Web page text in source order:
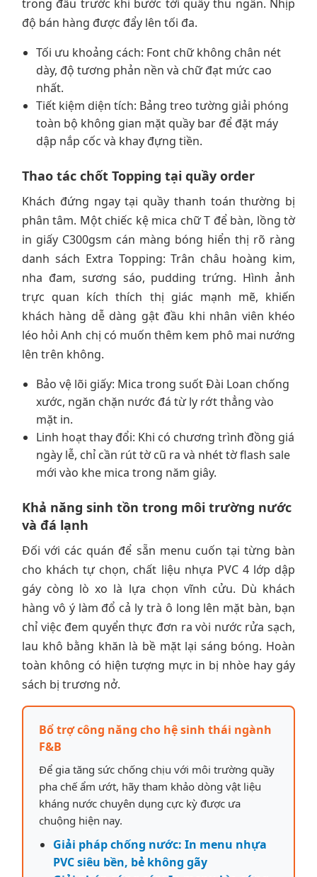
trong đầu trước khi bước tới quầy thu ngân. Nhịp
độ bán hàng được đẩy lên tối đa.
Tối ưu khoảng cách: Font chữ không chân nét
dày, độ tương phản nền và chữ đạt mức cao
nhất.
Tiết kiệm diện tích: Bảng treo tường giải phóng
toàn bộ không gian mặt quầy bar để đặt máy
dập nắp cốc và khay đựng tiền.
Thao tác chốt Topping tại quầy order
Khách đứng ngay tại quầy thanh toán thường bị
phân tâm. Một chiếc kệ mica chữ T để bàn, lồng tờ
in giấy C300gsm cán màng bóng hiển thị rõ ràng
danh sách Extra Topping: Trân châu hoàng kim,
nha đam, sương sáo, pudding trứng. Hình ảnh
trực quan kích thích thị giác mạnh mẽ, khiến
khách hàng dễ dàng gật đầu khi nhân viên khéo
léo hỏi Anh chị có muốn thêm kem phô mai nướng
lên trên không.
Bảo vệ lõi giấy: Mica trong suốt Đài Loan chống
xước, ngăn chặn nước đá từ ly rớt thẳng vào
mặt in.
Linh hoạt thay đổi: Khi có chương trình đồng giá
ngày lễ, chỉ cần rút tờ cũ ra và nhét tờ flash sale
mới vào khe mica trong năm giây.
Khả năng sinh tồn trong môi trường nước
và đá lạnh
Đối với các quán để sẵn menu cuốn tại từng bàn
cho khách tự chọn, chất liệu nhựa PVC 4 lớp dập
gáy còng lò xo là lựa chọn vĩnh cửu. Dù khách
hàng vô ý làm đổ cả ly trà ô long lên mặt bàn, bạn
chỉ việc đem quyển thực đơn ra vòi nước rửa sạch,
lau khô bằng khăn là bề mặt lại sáng bóng. Hoàn
toàn không có hiện tượng mực in bị nhòe hay gáy
sách bị trương nở.
Bổ trợ công năng cho hệ sinh thái ngành
F&B
Để gia tăng sức chống chịu với môi trường quầy
pha chế ẩm ướt, hãy tham khảo dòng vật liệu
kháng nước chuyên dụng cực kỳ được ưa
chuộng hiện nay.
Giải pháp chống nước: In menu nhựa
PVC siêu bền, bẻ không gãy